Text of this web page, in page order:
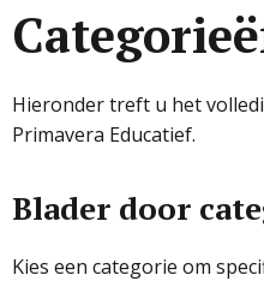
Hieronder treft u het
Primavera Educatief.
Blader door
Kies een categorie om